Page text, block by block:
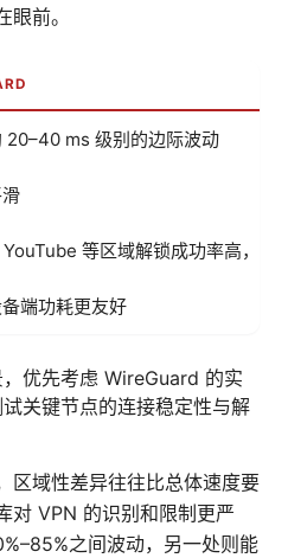
前。
20–40 ms 级别的边际波动
等区域解锁成功率高，区
端功耗更友好
优先考虑 WireGuard 的实
关键节点的连接稳定性与解
区域性差异往往比总体速度要
对 VPN 的识别和限制更严
之间波动，另一处则能